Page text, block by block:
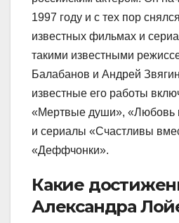
1997 году и с тех пор
известных фильмах и
такими известными
Балабанов и Андрей
известные его работы
«Мертвые души», «Любовь
и сериалы «Счастливы
«Деффчонки».
Какие
Александра